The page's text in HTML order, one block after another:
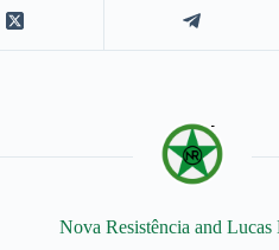
Nova Resistência and Lucas